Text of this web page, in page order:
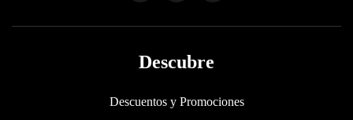
Descubre
Descuentos y Promociones